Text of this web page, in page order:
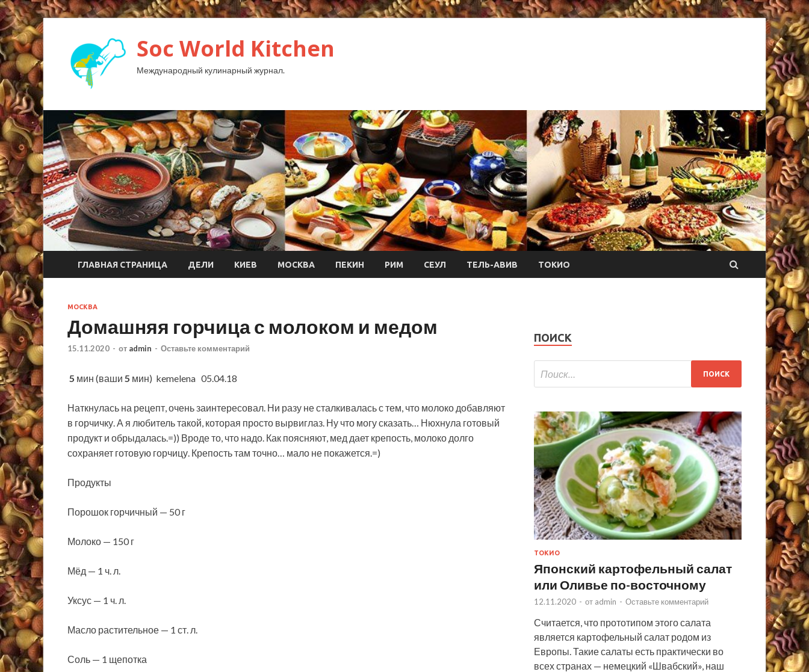
Soc World Kitchen
Международный кулинарный журнал.
ГЛАВНАЯ СТРАНИЦА ДЕЛИ КИЕВ МОСКВА ПЕКИН РИМ СЕУЛ ТЕЛЬ-АВИВ ТОКИО
МОСКВА
Домашняя горчица с молоком и медом
15.11.2020 - от admin - Оставьте комментарий
5 мин (ваши 5 мин) kemelena 05.04.18
Наткнулась на рецепт, очень заинтересовал. Ни разу не сталкивалась с тем, что молоко добавляют
в горчичку. А я любитель такой, которая просто вырвиглаз. Ну что могу сказать… Нюхнула готовый
продукт и обрыдалась.=)) Вроде то, что надо. Как поясняют, мед дает крепость, молоко долго
сохраняет готовую горчицу. Крепость там точно… мало не покажется.=)
Продукты
Порошок горчичный — 50 г
Молоко — 150 г
Мёд — 1 ч. л.
Уксус — 1 ч. л.
Масло растительное — 1 ст. л.
Соль — 1 щепотка
ПОИСК
ТОКИО
Японский картофельный салат
или Оливье по-восточному
12.11.2020 - от admin - Оставьте комментарий
Считается, что прототипом этого салата
является картофельный салат родом из
Европы. Такие салаты есть практически во
всех странах — немецкий «Швабский», наш